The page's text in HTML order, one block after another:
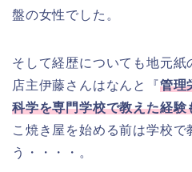
盤の女性でした。
そして経歴についても地元紙
店主伊藤さんはなんと『管理
科学を専門学校で教えた経験
こ焼き屋を始める前は学校
う・・・・。